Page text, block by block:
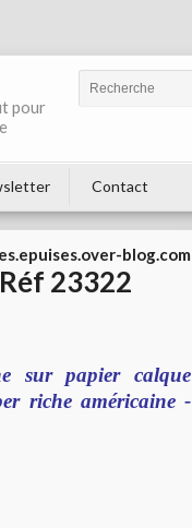
pour
Contact
blog.com
23322
sur papier calque
riche américaine -